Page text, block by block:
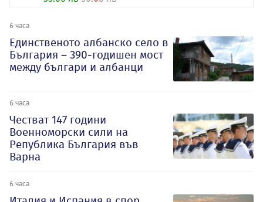
6 часа
Единственото албанско село в
България – 390-годишен мост
между българи и албанци
6 часа
Честват 147 години
Военноморски сили на
Република България във
Варна
6 часа